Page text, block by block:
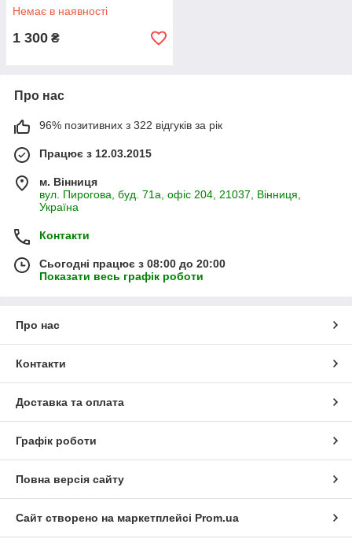
Немає в наявності
1 300 ₴
Про нас
96% позитивних з 322 відгуків за рік
Працює з 12.03.2015
м. Вінниця
вул. Пирогова, буд. 71а, офіс 204, 21037, Вінниця,
Україна
Контакти
Сьогодні працює з 08:00 до 20:00
Показати весь графік роботи
Про нас
Контакти
Доставка та оплата
Графік роботи
Повна версія сайту
Сайт створено на маркетплейсі Prom.ua